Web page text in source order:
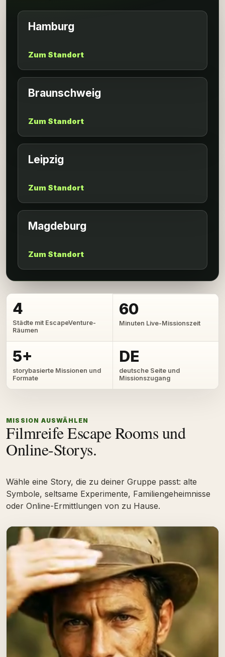
Hamburg
Zum Standort
Braunschweig
Zum Standort
Leipzig
Zum Standort
Magdeburg
Zum Standort
4
Städte mit EscapeVenture-
Räumen
60
Minuten Live-Missionszeit
5+
storybasierte Missionen und
Formate
DE
deutsche Seite und
Missionszugang
MISSION AUSWÄHLEN
Filmreife Escape Rooms und
Online-Storys.
Wähle eine Story, die zu deiner Gruppe passt: alte
Symbole, seltsame Experimente, Familiengeheimnisse
oder Online-Ermittlungen von zu Hause.